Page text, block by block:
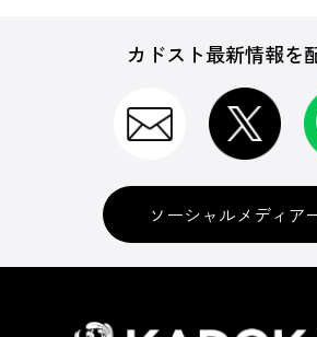
カドスト最新情報を
ソーシャルメディア